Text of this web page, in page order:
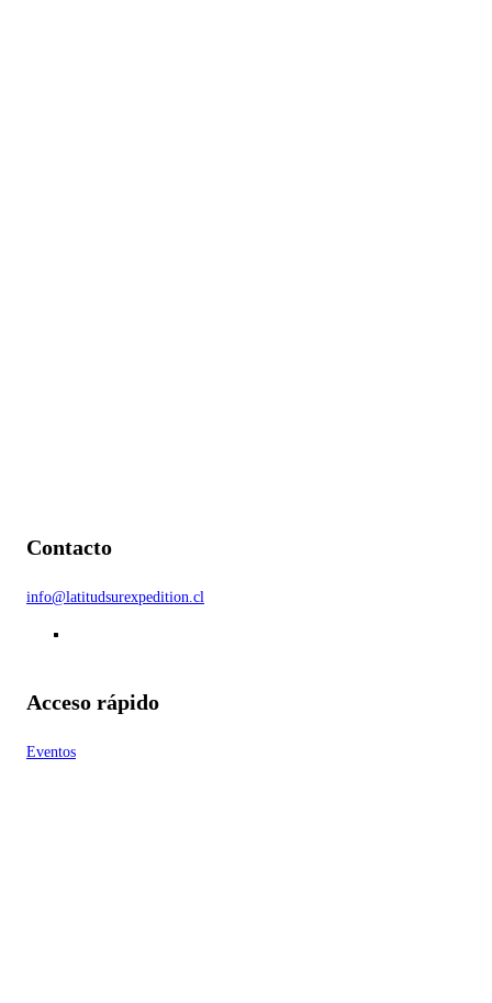
Contacto
info@latitudsurexpedition.cl
Acceso rápido
Eventos